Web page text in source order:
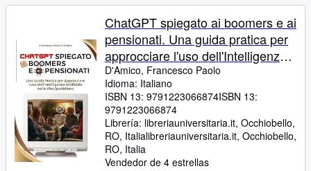
ChatGPT spiegato ai boomers e ai
pensionati. Una guida pratica per
approcciare l'uso dell'Intelligenza
Artificiale nella vita quotidiana
D'Amico, Francesco Paolo
Idioma: Italiano
ISBN 13: 9791223066874ISBN 13:
9791223066874
Librería: libreriauniversitaria.it, Occhiobello,
RO, Italialibreriauniversitaria.it, Occhiobello,
RO, Italia
Vendedor de 4 estrellas